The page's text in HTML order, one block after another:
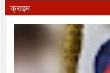
क्राइम